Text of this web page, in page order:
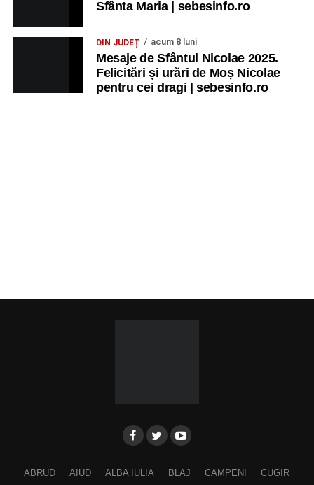
Sfânta Maria | sebesinfo.ro
DIN JUDEȚ acum 8 luni
Mesaje de Sfântul Nicolae 2025.
Felicitări și urări de Moș Nicolae
pentru cei dragi | sebesinfo.ro
ABRUD AIUD ALBA IULIA BLAJ CAMPENI CUGIR